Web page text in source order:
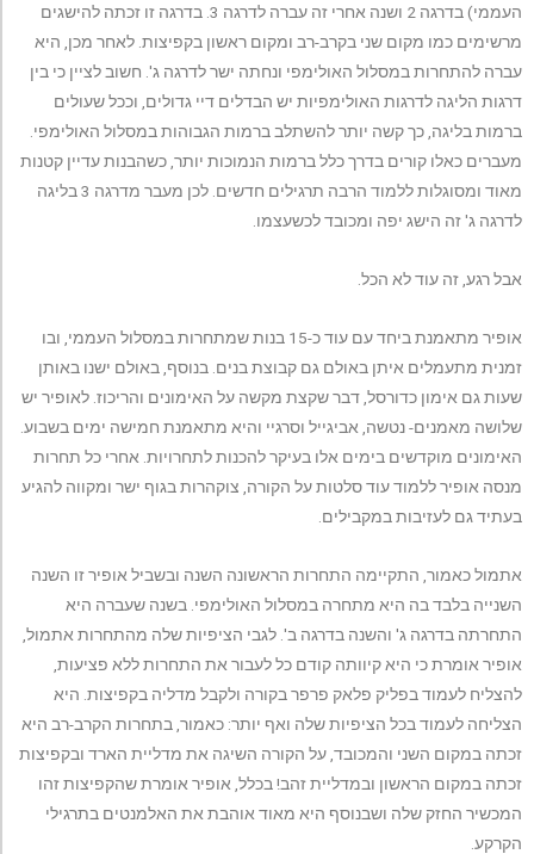
העממי) בדרגה 2 ושנה אחרי זה עברה לדרגה 3. בדרגה זו זכתה להישגים
מרשימים כמו מקום שני בקרב-רב ומקום ראשון בקפיצות. לאחר מכן, היא
עברה להתחרות במסלול האולימפי ונחתה ישר לדרגה ג'. חשוב לציין כי בין
דרגות הליגה לדרגות האולימפיות יש הבדלים דיי גדולים, וככל שעולים
ברמות בליגה, כך קשה יותר להשתלב ברמות הגבוהות במסלול האולימפי.
מעברים כאלו קורים בדרך כלל ברמות הנמוכות יותר, כשהבנות עדיין קטנות
מאוד ומסוגלות ללמוד הרבה תרגילים חדשים. לכן מעבר מדרגה 3 בליגה
לדרגה ג' זה הישג יפה ומכובד לכשעצמו.
אבל רגע, זה עוד לא הכל.
אופיר מתאמנת ביחד עם עוד כ-15 בנות שמתחרות במסלול העממי, ובו
זמנית מתעמלים איתן באולם גם קבוצת בנים. בנוסף, באולם ישנו באותן
שעות גם אימון כדורסל, דבר שקצת מקשה על האימונים והריכוז. לאופיר יש
שלושה מאמנים- נטשה, אביגייל וסרגיי והיא מתאמנת חמישה ימים בשבוע.
האימונים מוקדשים בימים אלו בעיקר להכנות לתחרויות. אחרי כל תחרות
מנסה אופיר ללמוד עוד סלטות על הקורה, צוקהרות בגוף ישר ומקווה להגיע
בעתיד גם לעזיבות במקבילים.
אתמול כאמור, התקיימה התחרות הראשונה השנה ובשביל אופיר זו השנה
השנייה בלבד בה היא מתחרה במסלול האולימפי. בשנה שעברה היא
התחרתה בדרגה ג' והשנה בדרגה ב'. לגבי הציפיות שלה מהתחרות אתמול,
אופיר אומרת כי היא קיוותה קודם כל לעבור את התחרות ללא פציעות,
להצליח לעמוד בפליק פלאק פרפר בקורה ולקבל מדליה בקפיצות. היא
הצליחה לעמוד בכל הציפיות שלה ואף יותר: כאמור, בתחרות הקרב-רב היא
זכתה במקום השני והמכובד, על הקורה השיגה את מדליית הארד ובקפיצות
זכתה במקום הראשון ובמדליית זהב! בכלל, אופיר אומרת שהקפיצות זהו
המכשיר החזק שלה ושבנוסף היא מאוד אוהבת את האלמנטים בתרגילי
הקרקע.